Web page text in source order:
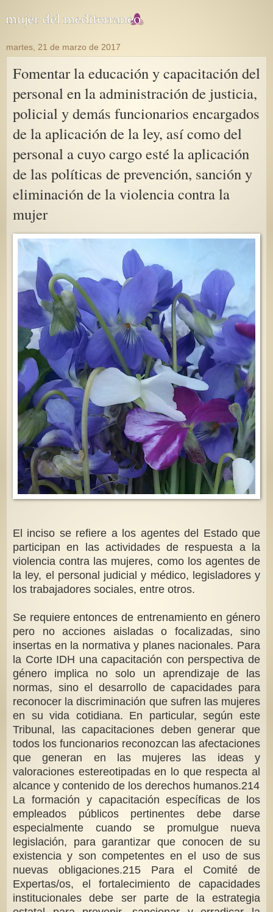
martes, 21 de marzo de 2017
Fomentar la educación y capacitación del
personal en la administración de justicia,
policial y demás funcionarios encargados
de la aplicación de la ley, así como del
personal a cuyo cargo esté la aplicación
de las políticas de prevención, sanción y
eliminación de la violencia contra la
mujer
El inciso se refiere a los agentes del Estado que
participan en las actividades de respuesta a la
violencia contra las mujeres, como los agentes de
la ley, el personal judicial y médico, legisladores y
los trabajadores sociales, entre otros.
Se requiere entonces de entrenamiento en género
pero no acciones aisladas o focalizadas, sino
insertas en la normativa y planes nacionales. Para
la Corte IDH una capacitación con perspectiva de
género implica no solo un aprendizaje de las
normas, sino el desarrollo de capacidades para
reconocer la discriminación que sufren las mujeres
en su vida cotidiana. En particular, según este
Tribunal, las capacitaciones deben generar que
todos los funcionarios reconozcan las afectaciones
que generan en las mujeres las ideas y
valoraciones estereotipadas en lo que respecta al
alcance y contenido de los derechos humanos.214
La formación y capacitación específicas de los
empleados públicos pertinentes debe darse
especialmente cuando se promulgue nueva
legislación, para garantizar que conocen de su
existencia y son competentes en el uso de sus
nuevas obligaciones.215 Para el Comité de
Expertas/os, el fortalecimiento de capacidades
institucionales debe ser parte de la estrategia